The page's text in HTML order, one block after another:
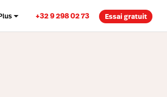
+32 9 298 02 73 Essai gratuit